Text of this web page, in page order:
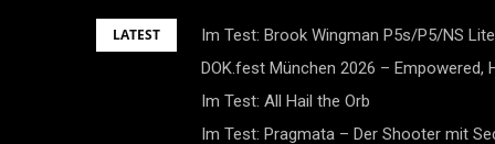
LATEST
Im Test: Brook Wingman P5s/P5/NS
DOK.fest München 2026 – Empowered,
Im Test: All Hail the Orb
Im Test: Pragmata – Der Shooter mit